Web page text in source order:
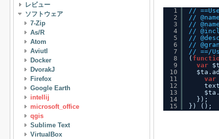
レビュー
ソフトウェア
7-Zip
As/R
Atom
Aviutl
Docker
DvorakJ
Firefox
Google Earth
intellij
microsoft_office
qgis
Sublime Text
VirtualBox
1
2
3
4
5
6
7
8
9
10
11
12
13
14
15
//
//
//
//
//
//
// ==/
(
var
var
});
}) ();